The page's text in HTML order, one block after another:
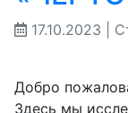
17.10.2023 |
Добро
Здесь мы